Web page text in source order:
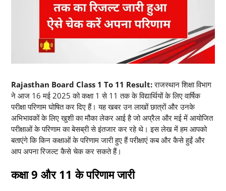
Rajasthan Board Class 1 To 11 Result:राजस्थान शिक्षा विभाग
ने आज 16 मई 2025 को कक्षा 1 से 11 तक के विद्यार्थियों के लिए वार्षिक
परीक्षा परिणाम घोषित कर दिए हैं। यह खबर उन लाखों छात्रों और उनके
अभिभावकों के लिए खुशी का मौका लेकर आई है जो अप्रैल और मई में आयोजित
परीक्षाओं के परिणाम का बेसब्री से इंतजार कर रहे थे। इस लेख में हम आपको
बताएंगे कि किन कक्षाओं के परिणाम जारी हुए हैं परीक्षाएं कब और कैसे हुईं और
आप अपना रिजल्ट कैसे चेक कर सकते हैं।
कक्षा 9 और 11 के परिणाम जारी